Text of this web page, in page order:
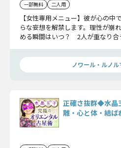
一部無料 二人用
【女性専用メニュー】彼が心の中
らな妄想を解禁します。理性が崩
める瞬間はいつ？ 2人が重なり合
ノワール・ルノ
正確さ抜群◆水晶
離・心と体・結ば